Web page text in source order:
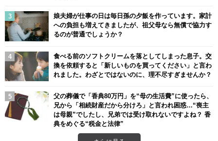
娘夫婦が仕事の日は毎日孫の夕飯を作っています。家計
への負担も増えてきましたが、祖父母なら無償で協力す
るのが普通でしょうか？
食べる前のソフトクリームを落としてしまった息子。交
換を依頼すると「新しいものを買ってください」と言わ
れました。わざとではないのに、理不尽すぎませんか？
父の葬儀で「香典80万円」を“母の生活費”に使ったら、
兄から「相続財産だから分けろ」と言われ困惑…“喪主
は母親”でしたし、兄弟では受け取れないですよね？ 香
典をめぐる“税金と法律”